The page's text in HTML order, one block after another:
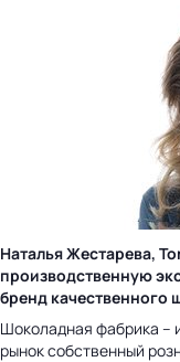
Наталья Жестарева,
производственную
бренд качественного
Шоколадная фабрика –
рынок собственный